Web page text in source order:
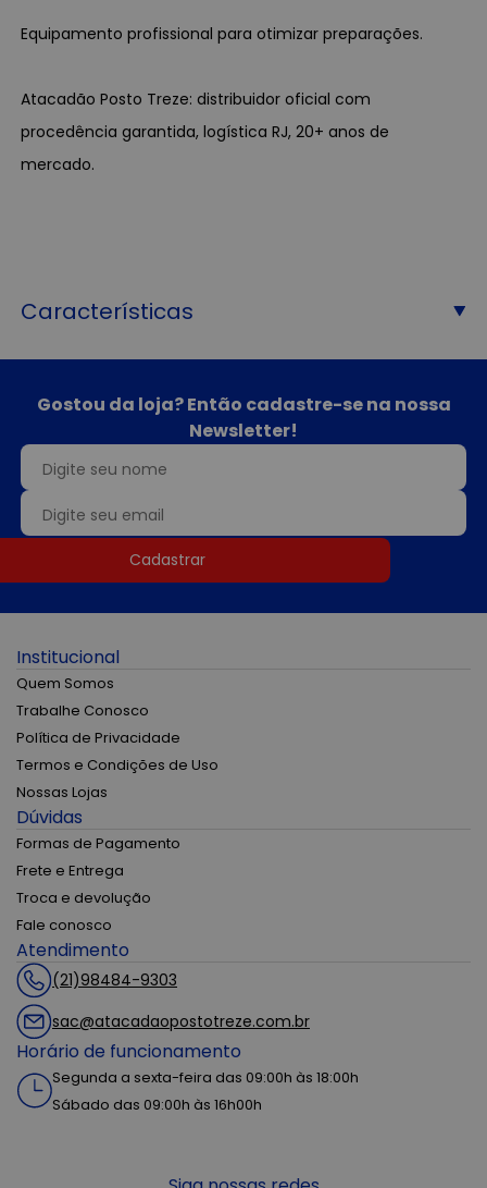
Equipamento profissional para otimizar preparações.
Atacadão Posto Treze: distribuidor oficial com
procedência garantida, logística RJ, 20+ anos de
mercado.
Características
Gostou da loja? Então cadastre-se na nossa
Newsletter!
Cadastrar
Institucional
Quem Somos
Trabalhe Conosco
Política de Privacidade
Termos e Condições de Uso
Nossas Lojas
Dúvidas
Formas de Pagamento
Frete e Entrega
Troca e devolução
Fale conosco
Atendimento
(21)98484-9303
sac@atacadaopostotreze.com.br
Horário de funcionamento
Segunda a sexta-feira das 09:00h às 18:00h
Sábado das 09:00h às 16h00h